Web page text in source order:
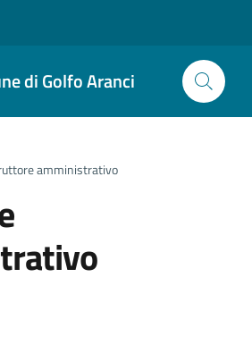
di Golfo Aranci
amministrativo